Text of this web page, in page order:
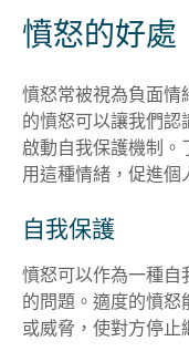
憤怒的好處
憤怒常被視為負面情
的憤怒可以讓我們認
啟動自我保護機制。
用這種情緒，促進個
自我保護
憤怒可以作為一種自
的問題。適度的憤
或威脅，使對方停止